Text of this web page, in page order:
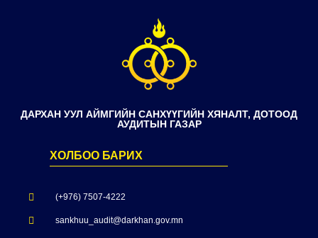
ДАРХАН УУЛ АЙМГИЙН САНХҮҮГИЙН ХЯНАЛТ, ДОТООД
АУДИТЫН ГАЗАР
ХОЛБОО БАРИХ
(+976) 7507-4222
sankhuu_audit@darkhan.gov.mn